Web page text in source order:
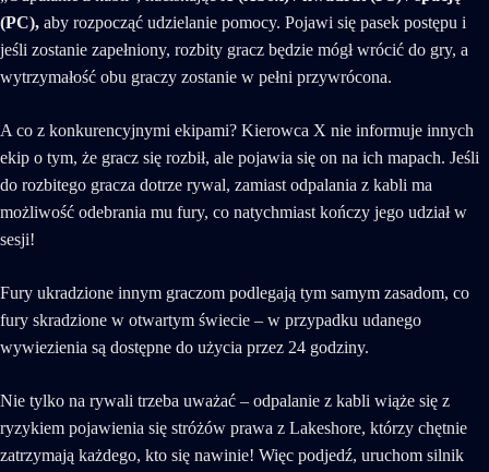
(PC), aby rozpocząć udzielanie pomocy. Pojawi się pasek postępu i
jeśli zostanie zapełniony, rozbity gracz będzie mógł wrócić do gry, a
wytrzymałość obu graczy zostanie w pełni przywrócona.
A co z konkurencyjnymi ekipami? Kierowca X nie informuje innych
ekip o tym, że gracz się rozbił, ale pojawia się on na ich mapach. Jeśli
do rozbitego gracza dotrze rywal, zamiast odpalania z kabli ma
możliwość odebrania mu fury, co natychmiast kończy jego udział w
sesji!
Fury ukradzione innym graczom podlegają tym samym zasadom, co
fury skradzione w otwartym świecie – w przypadku udanego
wywiezienia są dostępne do użycia przez 24 godziny.
Nie tylko na rywali trzeba uważać – odpalanie z kabli wiąże się z
ryzykiem pojawienia się stróżów prawa z Lakeshore, którzy chętnie
zatrzymają każdego, kto się nawinie! Więc podjedź, uruchom silnik